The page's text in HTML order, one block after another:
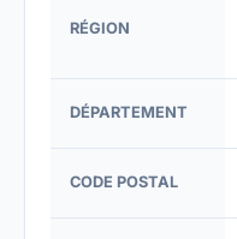
RÉGION
DÉPARTEMENT
CODE POSTAL